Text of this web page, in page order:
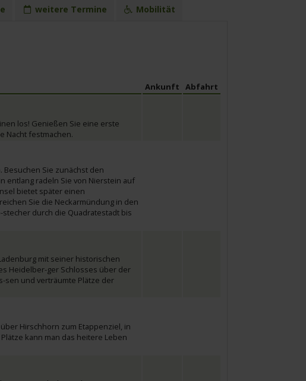
weitere Termine Mobilität
Ankunft
Abfahrt
los! Genießen Sie eine erste
Nacht festmachen.
Sie zunächst den
entlang radeln Sie von Nierstein auf
bietet später einen
Sie die Neckarmündung in den
durch die Quadratestadt bis
mit seiner historischen
Heidelber-ger Schlosses über der
sen und verträumte Plätze der
Hirschhorn zum Etappenziel, in
kann man das heitere Leben